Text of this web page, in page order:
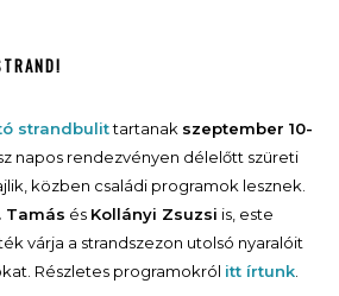
strandbulittartanak szeptember 10-
napos rendezvényen délelőtt szüreti
közben családi programok lesznek.
Tamás és Kollányi Zsuzsi is, este
várja a strandszezon utolsó nyaralóit
Részletes programokról itt írtunk